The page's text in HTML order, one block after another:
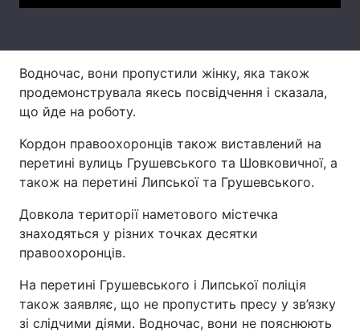
Тема оформлення
Водночас, вони пропустили жінку, яка також
продемонструвала якесь посвідчення і сказала,
що йде на роботу.
Кордон правоохоронців також виставлений на
перетині вулиць Грушевського та Шовковичної, а
також на перетині Липської та Грушевського.
Довкола території наметового містечка
знаходяться у різних точках десятки
правоохоронців.
На перетині Грушевського і Липської поліція
також заявляє, що не пропустить пресу у зв’язку
зі слідчими діями. Водночас, вони не пояснюють